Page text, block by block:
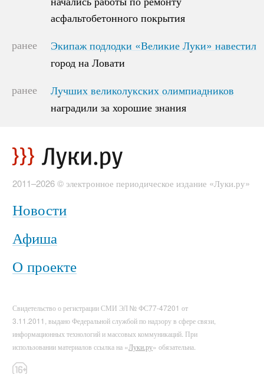
асфальтобетонного покрытия
асфальтобетонного покрытия
ранее
Экипаж подлодки «Великие Луки» навестил
город на Ловати
Экипаж подлодки «Великие Луки» навестил
город на Ловати
ранее
Лучших великолукских олимпиадников
наградили за хорошие знания
Лучших великолукских олимпиадников
наградили за хорошие знания
2011–2026 © электронное периодическое издание «Луки.ру»
Новости
Афиша
О проекте
Свидетельство о регистрации СМИ ЭЛ № ФС77-47201 от
3.11.2011, выдано Федеральной службой по надзору в сфере связи,
информационных технологий и массовых коммуникаций. При
использовании материалов ссылка на «Луки.ру» обязательна.